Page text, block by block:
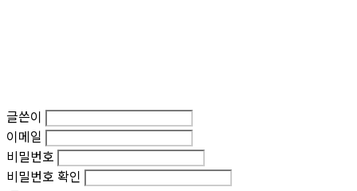
글쓴이
이메일
비밀번호
비밀번호 확인